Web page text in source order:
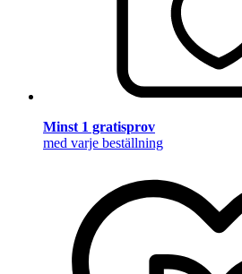
Minst 1 gratisprov
med varje beställning